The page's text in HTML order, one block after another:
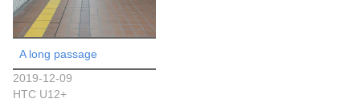
A long passage
2019-12-09
HTC U12+